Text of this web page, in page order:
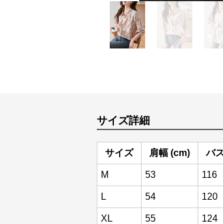
サイズ詳細
サイズ 肩幅 (cm) バ
M 53 116
L 54 120
XL 55 124